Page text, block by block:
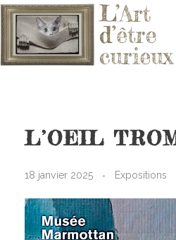
L’OEIL
18 janvier 2025 Expositions